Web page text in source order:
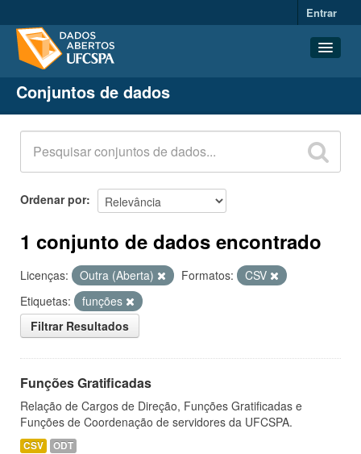
Entrar
Conjuntos de dados
Organizações
Grupos
Sobre
Conjuntos de dados
Ordenar por
1 conjunto de dados encontrado
Licenças: Outra (Aberta) Formatos:
CSV
Etiquetas:
funções
Filtrar Resultados
Funções Gratificadas
Relação de Cargos de Direção, Funções Gratificadas e
Funções de Coordenação de servidores da UFCSPA.
CSV ODT